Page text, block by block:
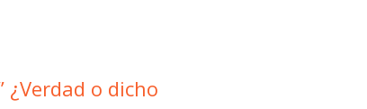
¿Verdad o dicho